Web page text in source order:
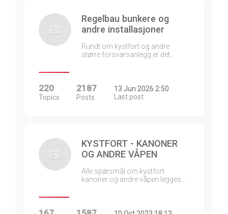
Regelbau bunkere og
andre installasjoner
Rundt om kystfort og andre
større forsvarsanlegg er det…
220
Topics
2187
Posts
13 Jun 2026 2:50
Last post
KYSTFORT - KANONER
OG ANDRE VÅPEN
Alle spørsmål om kystfort
kanoner og andre våpen legges…